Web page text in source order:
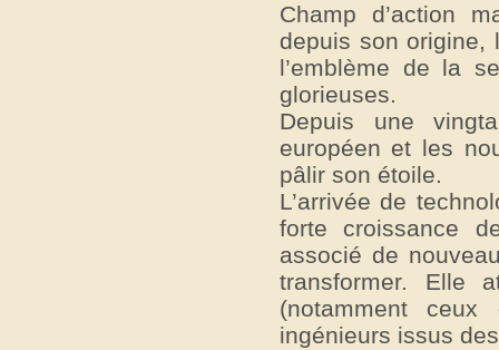
Champ d’action
depuis son origine,
l’emblème de la
glorieuses.
Depuis une
européen et les
pâlir son étoile.
L’arrivée de
forte croissance
associé de
transformer. Elle
(notamment
ingénieurs issus